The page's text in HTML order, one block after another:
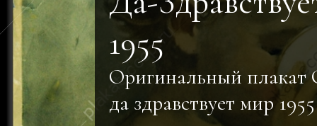
1955
Оригинальный
да здравствует мир 1955